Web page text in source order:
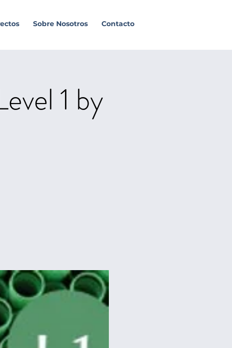
Sobre Nosotros Contacto
1 by